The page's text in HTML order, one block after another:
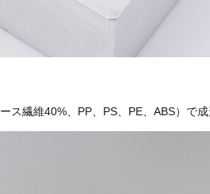
ス繊維40%、PP、PS、PE、ABS）で